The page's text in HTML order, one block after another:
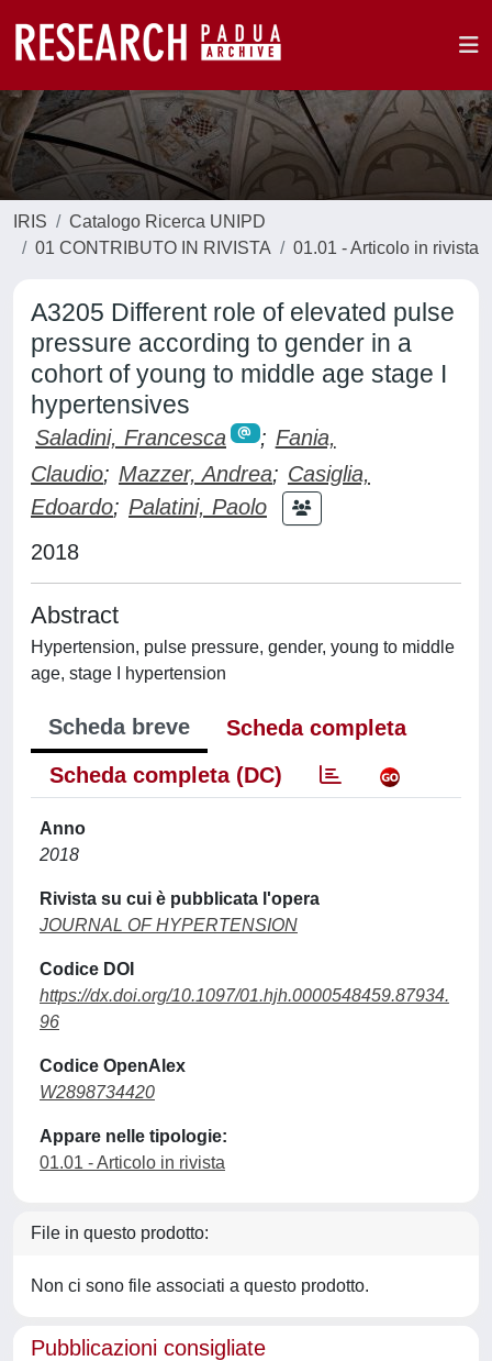
IRIS
Catalogo Ricerca UNIPD
01 CONTRIBUTO IN RIVISTA
01.01 - Articolo in rivista
A3205 Different role of elevated pulse
pressure according to gender in a
cohort of young to middle age stage I
hypertensives
Saladini, Francesca ; Fania,
Claudio; Mazzer, Andrea; Casiglia,
Edoardo; Palatini, Paolo
2018
Abstract
Hypertension, pulse pressure, gender, young to middle
age, stage I hypertension
Scheda breve
Scheda completa
Scheda completa (DC)
Anno
2018
Rivista su cui è pubblicata l'opera
JOURNAL OF HYPERTENSION
Codice DOI
https://dx.doi.org/10.1097/01.hjh.0000548459.87934.
96
Codice OpenAlex
W2898734420
Appare nelle tipologie:
01.01 - Articolo in rivista
File in questo prodotto:
Non ci sono file associati a questo prodotto.
Pubblicazioni consigliate